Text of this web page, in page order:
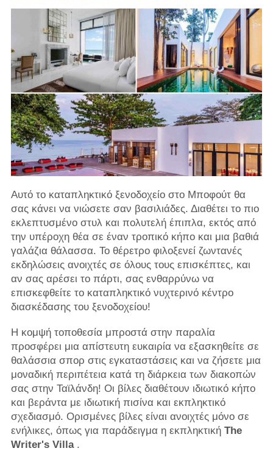
Αυτό το καταπληκτικό ξενοδοχείο στο Μποφούτ θα
σας κάνει να νιώσετε σαν βασιλιάδες. Διαθέτει το πιο
εκλεπτυσμένο στυλ και πολυτελή έπιπλα, εκτός από
την υπέροχη θέα σε έναν τροπικό κήπο και μια βαθιά
γαλάζια θάλασσα. Το θέρετρο φιλοξενεί ζωντανές
εκδηλώσεις ανοιχτές σε όλους τους επισκέπτες, και
αν σας αρέσει το πάρτι, σας ενθαρρύνω να
επισκεφθείτε το καταπληκτικό νυχτερινό κέντρο
διασκέδασης του ξενοδοχείου!
Η κομψή τοποθεσία μπροστά στην παραλία
προσφέρει μια απίστευτη ευκαιρία να εξασκηθείτε σε
θαλάσσια σπορ στις εγκαταστάσεις και να ζήσετε μια
μοναδική περιπέτεια κατά τη διάρκεια των διακοπών
σας στην Ταϊλάνδη! Οι βίλες διαθέτουν ιδιωτικό κήπο
και βεράντα με ιδιωτική πισίνα και εκπληκτικό
σχεδιασμό. Ορισμένες βίλες είναι ανοιχτές μόνο σε
ενήλικες, όπως για παράδειγμα η εκπληκτική The
Writer's Villa.